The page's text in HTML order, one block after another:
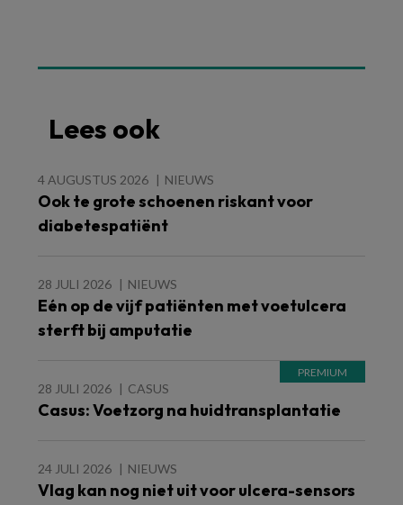
Lees ook
4 AUGUSTUS 2026 NIEUWS
Ook te grote schoenen riskant voor
diabetespatiënt
28 JULI 2026 NIEUWS
Eén op de vijf patiënten met voetulcera
sterft bij amputatie
28 JULI 2026 CASUS
Casus: Voetzorg na huidtransplantatie
24 JULI 2026 NIEUWS
Vlag kan nog niet uit voor ulcera-sensors